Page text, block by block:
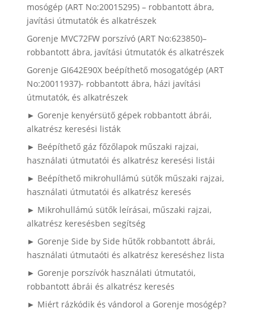
mosógép (ART No:20015295) – robbantott ábra,
javítási útmutatók és alkatrészek
Gorenje MVC72FW porszívó (ART No:623850)–
robbantott ábra, javítási útmutatók és alkatrészek
Gorenje GI642E90X beépíthető mosogatógép (ART
No:20011937)- robbantott ábra, házi javítási
útmutatók, és alkatrészek
► Gorenje kenyérsütő gépek robbantott ábrái,
alkatrész keresési listák
► Beépíthető gáz főzőlapok műszaki rajzai,
használati útmutatói és alkatrész keresési listái
► Beépíthető mikrohullámú sütők műszaki rajzai,
használati útmutatói és alkatrész keresés
► Mikrohullámú sütők leírásai, műszaki rajzai,
alkatrész keresésben segítség
► Gorenje Side by Side hűtők robbantott ábrái,
használati útmutaóti és alkatrész kereséshez lista
► Gorenje porszívók használati útmutatói,
robbantott ábrái és alkatrész keresés
► Miért rázkódik és vándorol a Gorenje mosógép?